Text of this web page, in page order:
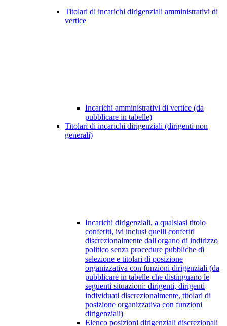
Titolari di incarichi dirigenziali amministrativi di
vertice
Incarichi amministrativi di vertice (da
pubblicare in tabelle)
Titolari di incarichi dirigenziali (dirigenti non
generali)
Incarichi dirigenziali, a qualsiasi titolo
conferiti, ivi inclusi quelli conferiti
discrezionalmente dall'organo di indirizzo
politico senza procedure pubbliche di
selezione e titolari di posizione
organizzativa con funzioni dirigenziali (da
pubblicare in tabelle che distinguano le
seguenti situazioni: dirigenti, dirigenti
individuati discrezionalmente, titolari di
posizione organizzativa con funzioni
dirigenziali)
Elenco posizioni dirigenziali discrezionali